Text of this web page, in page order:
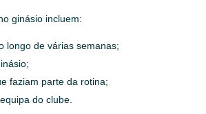
ginásio incluem:
longo de várias semanas;
faziam parte da rotina;
do clube.